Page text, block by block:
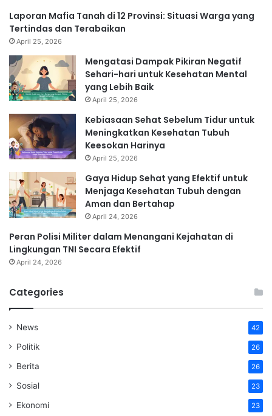
Laporan Mafia Tanah di 12 Provinsi: Situasi Warga yang
Tertindas dan Terabaikan
April 25, 2026
Mengatasi Dampak Pikiran Negatif
Sehari-hari untuk Kesehatan Mental
yang Lebih Baik
April 25, 2026
Kebiasaan Sehat Sebelum Tidur untuk
Meningkatkan Kesehatan Tubuh
Keesokan Harinya
April 25, 2026
Gaya Hidup Sehat yang Efektif untuk
Menjaga Kesehatan Tubuh dengan
Aman dan Bertahap
April 24, 2026
Peran Polisi Militer dalam Menangani Kejahatan di
Lingkungan TNI Secara Efektif
April 24, 2026
Categories
News 42
Politik 26
Berita 26
Sosial 23
Ekonomi 23